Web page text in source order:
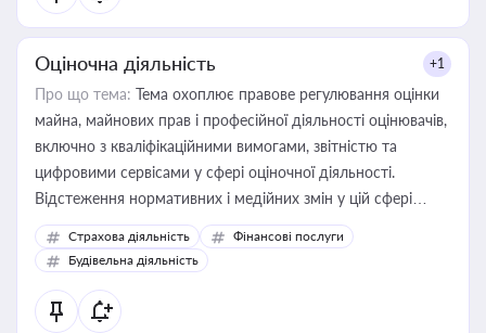
Оціночна діяльність +1
Про що тема: Тема охоплює правове регулювання оцінки
майна, майнових прав і професійної діяльності оцінювачів,
включно з кваліфікаційними вимогами, звітністю та
цифровими сервісами у сфері оціночної діяльності.
Відстеження нормативних і медійних змін у цій сфері
корисне для власника бізнесу, керівника, юриста або
бухгалтера під час оподаткування, приватизації, оренди
державного майна, корпоративних угод і перевірки
статусу суб'єктів оціночної діяльності
Страхова діяльність
Фінансові послуги
Будівельна діяльність